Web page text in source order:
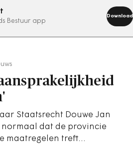
Bestuur app
Download
nu
Staatsrecht Douwe Jan
normaal dat de provincie
maatregelen treft…